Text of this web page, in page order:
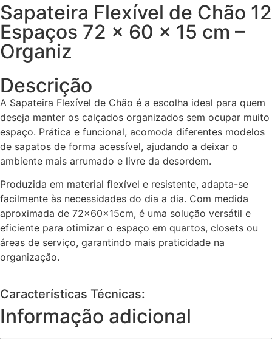
Sapateira Flexível de Chão 12
Espaços 72 x 60 x 15 cm –
Organiz
Descrição
A Sapateira Flexível de Chão é a escolha ideal para quem
deseja manter os calçados organizados sem ocupar muito
espaço. Prática e funcional, acomoda diferentes modelos
de sapatos de forma acessível, ajudando a deixar o
ambiente mais arrumado e livre da desordem.
Produzida em material flexível e resistente, adapta-se
facilmente às necessidades do dia a dia. Com medida
aproximada de 72x60x15cm, é uma solução versátil e
eficiente para otimizar o espaço em quartos, closets ou
áreas de serviço, garantindo mais praticidade na
organização.
Características Técnicas:
Informação adicional